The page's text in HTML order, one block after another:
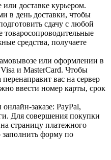
доставке курьером.
в день доставки, чтобы
сдачу с любой
средства, получаете
или оформлении в
и MasterCard. Чтобы
вас на сервер
ввести номер карты, срок
заказе: PayPal,
Для совершения покупки
страницу платежного
заполнить форму по